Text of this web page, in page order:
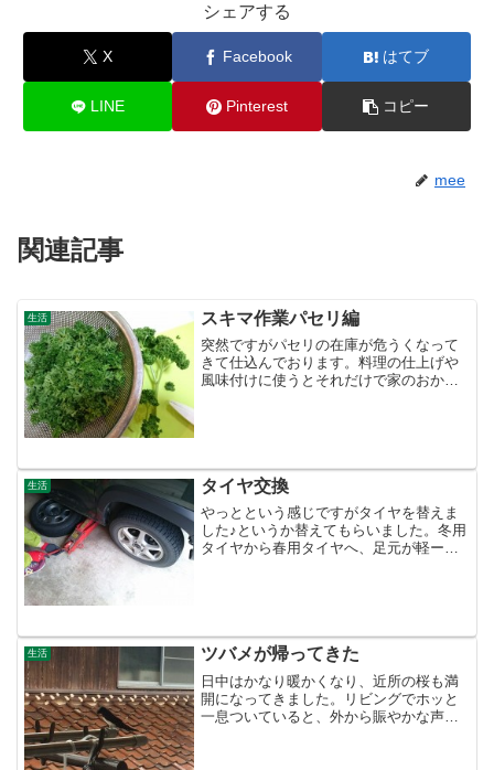
シェアする
X Facebook はてブ
LINE Pinterest コピー
mee
関連記事
生活 スキマ作業パセリ編
突然ですがパセリの在庫が危うくなって
きて仕込んでおります。料理の仕上げや
風味付けに使うとそれだけで家のおかず
生活 タイヤ交換
やっとという感じですがタイヤを替えま
した♪というか替えてもらいました。冬用
タイヤから春用タイヤへ、足元が軽ーく
生活 ツバメが帰ってきた
日中はかなり暖かくなり、近所の桜も満
開になってきました。リビングでホッと
一息ついていると、外から賑やかな声